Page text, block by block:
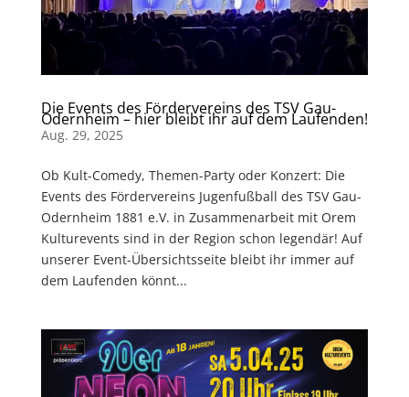
Die Events des Fördervereins des TSV Gau-
Odernheim – hier bleibt ihr auf dem Laufenden!
Aug. 29, 2025
Ob Kult-Comedy, Themen-Party oder Konzert: Die
Events des Fördervereins Jugenfußball des TSV Gau-
Odernheim 1881 e.V. in Zusammenarbeit mit Orem
Kulturevents sind in der Region schon legendär! Auf
unserer Event-Übersichtsseite bleibt ihr immer auf
dem Laufenden könnt...